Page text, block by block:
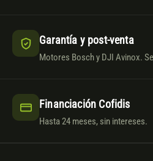
Garantía y post-venta
Motores Bosch y DJI Avinox.
Financiación Cofidis
Hasta 24 meses, sin intereses.